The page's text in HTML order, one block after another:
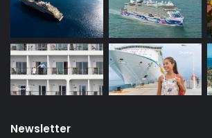
Newsletter